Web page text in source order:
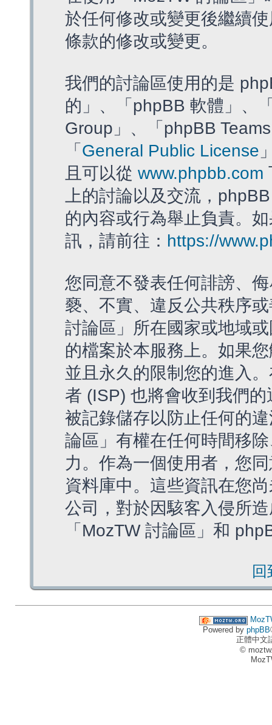
於任何修改或變更後繼續
條款的修改或變更。
我們的討論區使用的是
的」、「phpBB 軟體」、
Group」、「phpBB
「 General Public License
且可以從 www.phpbb.com
上的討論以及交流，
的內容或行為舉止負責。
訊，請前往： https://
您同意不發表任何誹謗、
褻、不實、違反公共秩序
討論區」所在國家或地域
的檔案於本服務上。如果
並且永久的限制您的進入
者 (ISP) 也將會收到我們
被記錄儲存以防止任何的
論區」有權在任何時間移
力。作為一個使用者，您
資料庫中。這些資訊在您
公司，對於因駭客入侵所
「MozTW 討論區」和
Powered by phpBB
正體中文
©